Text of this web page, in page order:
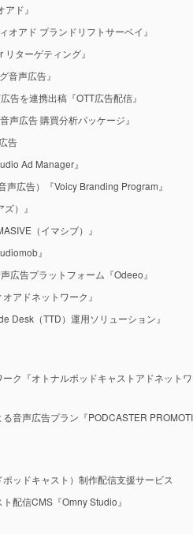
ド』
アド ブランドリフトサーベイ』
ターゲティング』
音声広告』
告を連携出稿『OTT広告配信』
声広告 購買分析パッケージ』
告
Ad Manager』
広告）『Voicy Branding Program』
）』
（イマシブ）』
』
広告プラットフォーム『Odeeo』
アドネットワーク』
Desk（TTD）運用ソリューション』
ク『オトナルポッドキャストアドネット
音声広告プラン『PODCASTER
ッドキャスト）制作配信支援サービス
配信CMS『Omny Studio』